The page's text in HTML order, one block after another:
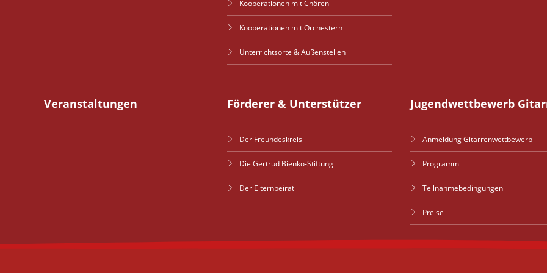
Kooperationen mit Chören
Kooperationen mit Orchestern
Unterrichtsorte & Außenstellen
Veranstaltungen Förderer & Unterstützer
Der Freundeskreis
Die Gertrud Bienko-Stiftung
Der Elternbeirat
Jugendwettbewerb
Anmeldung Gitarrenwettbewerb
Programm
Teilnahmebedingungen
Preise